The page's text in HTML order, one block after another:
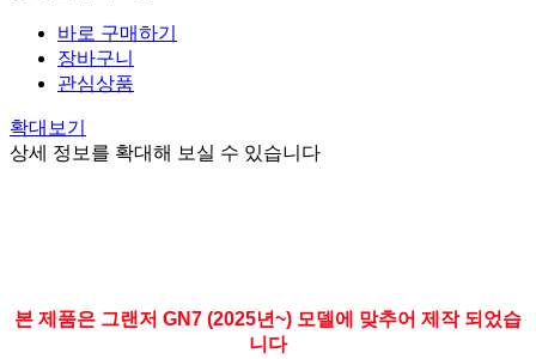
바로 구매하기
장바구니
관심상품
확대보기
상세 정보를 확대해 보실 수 있습니다
본 제품은 그랜저 GN7 (2025년~) 모델에 맞추어 제작 되었습
니다